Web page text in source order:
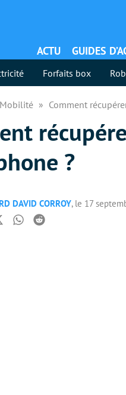
ACTU GUIDES
Forfaits box
Mobilité Comment
?
DAVID CORROY, le 17
Whatsapp
Reddit